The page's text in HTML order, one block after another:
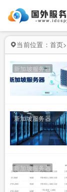
当前位置： 首页>
新加坡服务器
新加坡服务器
新加坡服务器